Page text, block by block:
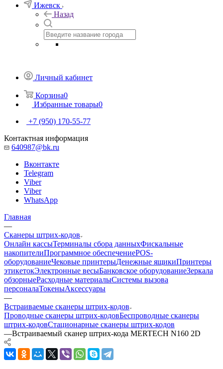
Ижевск
Назад
Личный кабинет
Корзина0
Избранные товары0
+7 (950) 170-55-77
Контактная информация
640987@bk.ru
Вконтакте
Telegram
Viber
Viber
WhatsApp
Главная
—
Сканеры штрих-кодов
Онлайн кассыТерминалы сбора данныхФискальные
накопителиПрограммное обеспечениеPOS-
оборудованиеЧековые принтерыДенежные ящикиПринтеры
этикетокЭлектронные весыБанковское оборудованиеЗеркала
обзорныеРасходные материалыСистемы вызова
персоналаТокеныАксессуары
—
Встраиваемые сканеры штрих-кодов
Проводные сканеры штрих-кодовБеспроводные сканеры
штрих-кодовСтационарные сканеры штрих-кодов
—Встраиваемый сканер штрих-кода MERTECH N160 2D